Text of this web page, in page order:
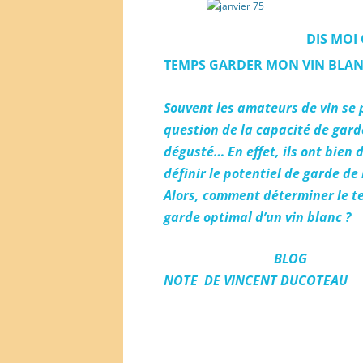
DIS MOI
TEMPS GARDER MON VIN
Souvent les amateurs de vin se
question de la capacité de
dégusté… En effet, ils ont bien
définir le potentiel de garde de
Alors, comment déterminer le
garde optimal d’un vin blanc ?
BLOG
NOTE DEVINCENT DUCOTEAU